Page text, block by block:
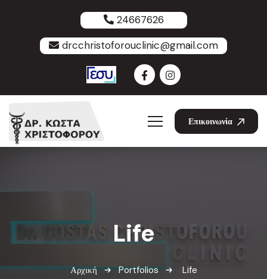
24667626
drcchristoforouclinic@gmail.com
Επικοινωνία
Life
Αρχική Portfolios Life